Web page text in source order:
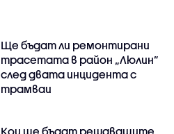
Ще бъдат ли ремонтирани
трасетата в район „Люлин”
след двата инцидента с
трамваи
Кои ще бъдат решаващите